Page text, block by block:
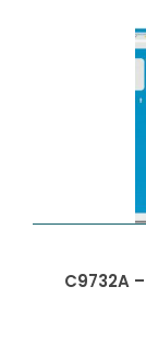
C9732A